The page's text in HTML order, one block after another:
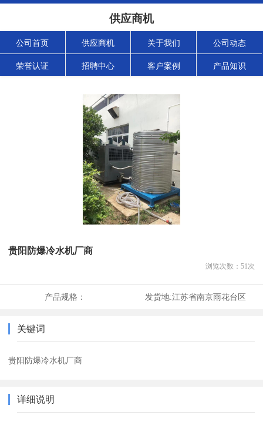
供应商机
公司首页 供应商机 关于我们 公司动态
荣誉认证 招聘中心 客户案例 产品知识
贵阳防爆冷水机厂商
浏览次数： 51次
产品规格： 发货地:江苏省南京雨花台区
关键词
贵阳防爆冷水机厂商
详细说明